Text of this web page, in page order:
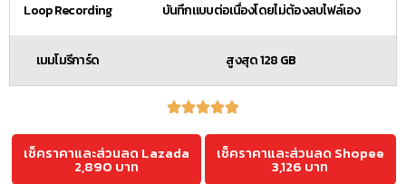
Loop Recording บันทึกแบบต่อเนื่องโดยไม่ต้องลบไฟล์เอง
เมมโมรีการ์ด สูงสุด 128 GB
เช็คราคาและส่วนลด Lazada
2,890 บาท
เช็คราคาและส่วนลด Shopee
3,126 บาท